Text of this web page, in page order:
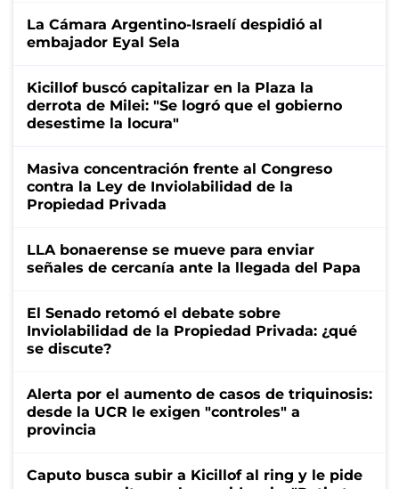
La Cámara Argentino-Israelí despidió al
embajador Eyal Sela
Kicillof buscó capitalizar en la Plaza la
derrota de Milei: "Se logró que el gobierno
desestime la locura"
Masiva concentración frente al Congreso
contra la Ley de Inviolabilidad de la
Propiedad Privada
LLA bonaerense se mueve para enviar
señales de cercanía ante la llegada del Papa
El Senado retomó el debate sobre
Inviolabilidad de la Propiedad Privada: ¿qué
se discute?
Alerta por el aumento de casos de triquinosis:
desde la UCR le exigen "controles" a
provincia
Caputo busca subir a Kicillof al ring y le pide